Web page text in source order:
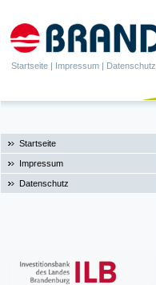
Startseite | Impressum | Datenschutz
Startseite
Impressum
Datenschutz